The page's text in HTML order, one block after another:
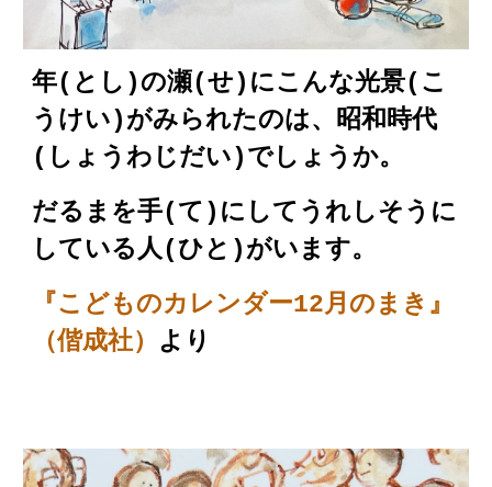
年(とし)の瀬(せ)にこんな光景(こ
うけい)がみられたのは、昭和時代
(しょうわじだい)でしょうか。
だるまを手(て)にしてうれしそうに
している人(ひと)がいます。
『こどものカレンダー12月のまき』
（偕成社） より